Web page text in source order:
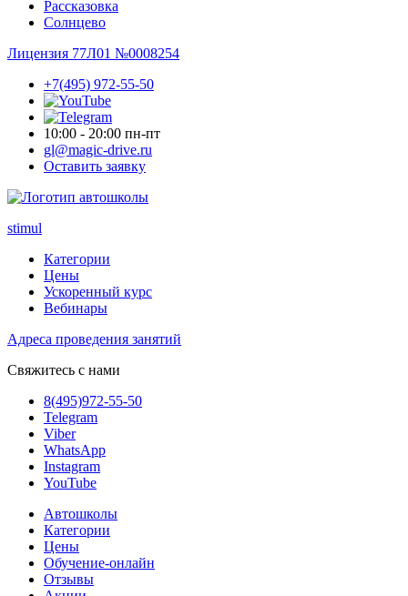
Рассказовка
Солнцево
Лицензия 77Л01 №0008254
+7(495) 972-55-50
10:00 - 20:00 пн-пт
gl@magic-drive.ru
Оставить заявку
stimul
Категории
Цены
Ускоренный курс
Вебинары
Адреса проведения занятий
Свяжитесь с нами
8(495)972-55-50
Telegram
Viber
WhatsApp
Instagram
YouTube
Автошколы
Категории
Цены
Обучение-онлайн
Отзывы